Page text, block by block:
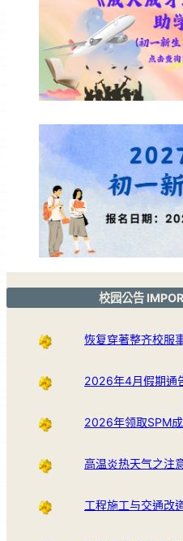
校园公告
恢复穿著整齐校服
2026年4月假期通
2026年领取SPM
高温炎热天气之注
工程施工与交通改